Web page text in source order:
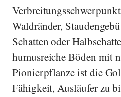
Waldränder,
Schatten oder
humusreiche Böden mit
Pionierpflanze ist die
Fähigkeit, Ausläufer zu